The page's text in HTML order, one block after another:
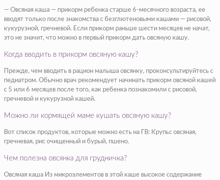
— Овсяная каша — прикорм ребенка старше 6-месячного возраста, ее
вводят только после знакомства с безглютеновыми кашами — рисовой,
кукурузной, гречневой. Если прикорм раньше шести месяцев не начат,
это не значит, что можно в первый прикорм дать овсяную кашу.
Когда вводить в прикорм овсяную кашу?
Прежде, чем вводить в рацион малыша овсянку, проконсультируйтесь с
педиатром. Обычно врач рекомендует начинать прикорм овсяной кашей
с 5 или 6 месяцев после того, как ребенка познакомили с рисовой,
гречневой и кукурузной кашей.
Можно ли кормящей маме кушать овсяную кашу?
Вот список продуктов, которые можно есть на ГВ: Крупы: овсяная,
гречневая, рис очищенный и бурый, пшено.
Чем полезна овсянка для грудничка?
Овсяная каша Из микроэлементов в этой каше высокое содержание